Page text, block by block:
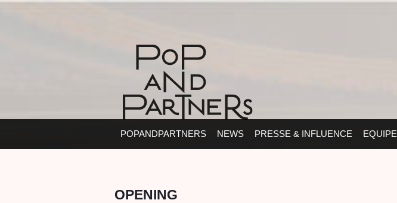
POPANDPARTNERS NEWS PRESSE & INFLUENCE EQUIPE
OPENING